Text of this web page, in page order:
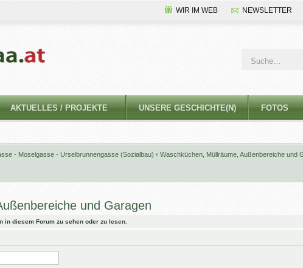
WIR IM WEB NEWSLETTER
AKTUELLES / PROJEKTE UNSERE GESCHICHTE(N) FOTOS
- Moselgasse - Urselbrunnengasse (Sozialbau) ‹ Waschküchen, Müllräume, Außenbereiche und
und Garagen
in diesem Forum zu sehen oder zu lesen.